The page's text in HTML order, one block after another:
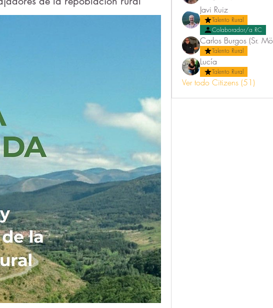
Javi Ruiz
Talento Rural
Colaborador/a RC
Talento Rural
Lucía
Talento Rural
Ver todo Citizens (51)